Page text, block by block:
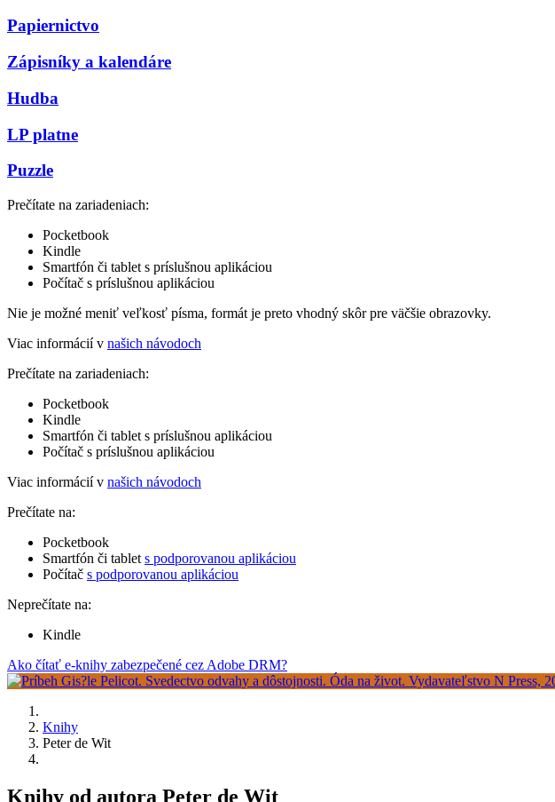
Papiernictvo
Zápisníky a kalendáre
Hudba
LP platne
Puzzle
Prečítate na zariadeniach:
Pocketbook
Kindle
Smartfón či tablet s príslušnou aplikáciou
Počítač s príslušnou aplikáciou
Nie je možné meniť veľkosť písma, formát je preto vhodný skôr pre väčšie obrazovky.
Viac informácií v našich návodoch
Prečítate na zariadeniach:
Pocketbook
Kindle
Smartfón či tablet s príslušnou aplikáciou
Počítač s príslušnou aplikáciou
Viac informácií v našich návodoch
Prečítate na:
Pocketbook
Smartfón či tablet s podporovanou aplikáciou
Počítač s podporovanou aplikáciou
Neprečítate na:
Kindle
Ako čítať e-knihy zabezpečené cez Adobe DRM?
Knihy
Peter de Wit
Knihy od autora Peter de Wit